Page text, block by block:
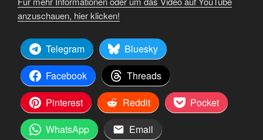
anzuschauen, hier klicken!
Telegram
Bluesky
Facebook
Threads
Pinterest
Reddit
Pocket
WhatsApp
Email